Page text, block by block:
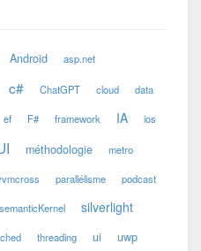
Android asp.net
c# ChatGPT cloud data
ef F# framework IA ios
méthodologie metro
parallélisme podcast
semanticKernel silverlight
threading ui uwp